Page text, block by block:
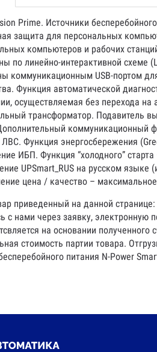
Prime. Источники
защита для персональных
компьютеров и рабочих
по линейно-интерактивной схеме
коммуникационным USB-портом
Функция автоматической
осуществляемая без перехода
трансформатор. Подавитель
коммуникационный
ЛВС. Функция энергосбережения
ИБП. Функция “холодного”
UPSmart_RUS на русском языке
цена / качество –
приведенный на данной странице:
с нами через заявку, электронную
на основании
стоимость партии товара.
питания N-Power